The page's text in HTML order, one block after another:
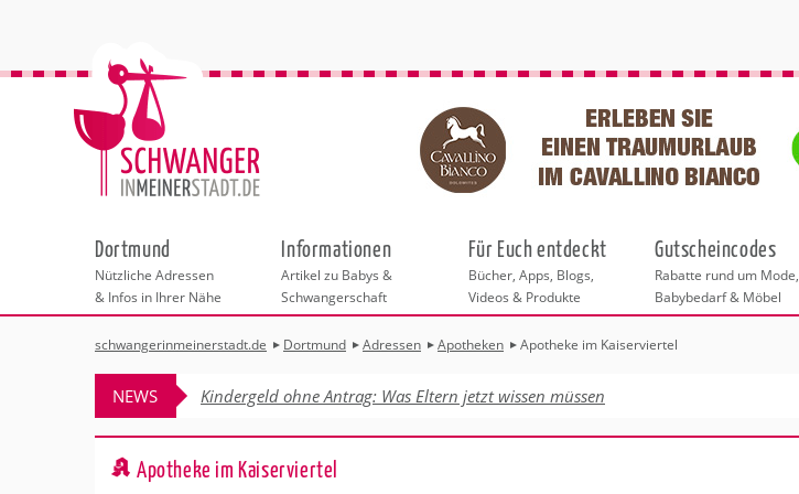
Dortmund
Nützliche Adressen
& Infos in Ihrer Nähe
Städteauswahl
Adressen
Hebammen
Geburtshäuser
Frauenärzte
Behördengänge &
Checklisten
Beratungsstellen
Kinderwunschzentren in Köln
Schwangerschaftskurse
Erste Hilfe & Beratung
Rückbildung
Shopping
Wellness & Gesundheit
Fotografie & Dienstleistungen
Informationen
Artikel zu Babys &
Schwangerschaft
Für Euch entdeckt
Bücher, Apps, Blogs,
Videos & Produkte
Gutscheincodes
Rabatte rund um Mode,
Babybedarf & Möbel
schwangerinmeinerstadt.de Dortmund Adressen Apotheken Apotheke im Kaiserviertel
NEWS Kindergeld ohne Antrag: Was Eltern jetzt wissen müssen
Apotheke im Kaiserviertel